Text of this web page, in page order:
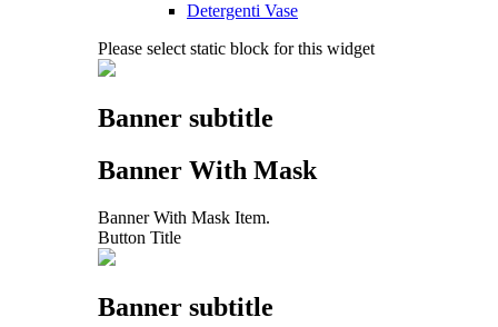
Detergenti Vase
Please select static block for this widget
Banner subtitle
Banner With Mask
Banner With Mask Item.
Button Title
Banner subtitle